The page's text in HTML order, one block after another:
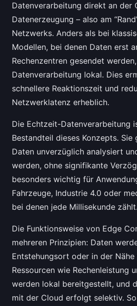
Datenverarbeitung direkt an der
Datenerzeugung – also am
Netzwerks. Anders als bei
Modellen, bei denen Daten erst
Rechenzentren gesendet
Datenverarbeitung lokal. Dies
schnellere Reaktionszeit und
Netzwerklatenz erheblich.
Die Echtzeit-Datenverarbeitung
Bestandteil dieses Konzepts. Sie
Daten unverzüglich analysiert
werden, ohne signifikante
besonders wichtig für
Fahrzeuge, Industrie 4.0 oder
bei denen jede Millisekunde zählt.
Die Funktionsweise von Edge
mehreren Prinzipien: Daten
Entstehungsort oder in der
Ressourcen wie Rechenleistung
werden lokal bereitgestellt, und
mit der Cloud erfolgt selektiv.